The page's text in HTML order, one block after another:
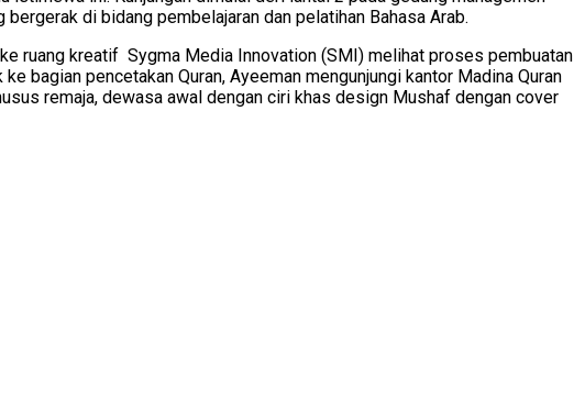
di bidang pembelajaran dan pelatihan Bahasa Arab.
ruang kreatif Sygma Media Innovation (SMI) melihat proses pembuatan
bagian pencetakan Quran, Ayeeman mengunjungi kantor Madina Quran
remaja, dewasa awal dengan ciri khas design Mushaf dengan cover